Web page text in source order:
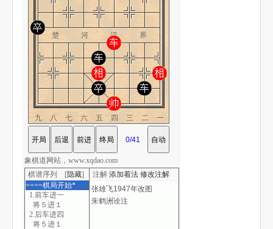
楚 河 汉 界
九八七六五四三二一
棋谱序列 [隐藏]
====棋局开始*
1.前车进一
将５进１
2.后车进四
将５进１
注解 添加着法 修改注解
象棋道网站，www.xqdao.com